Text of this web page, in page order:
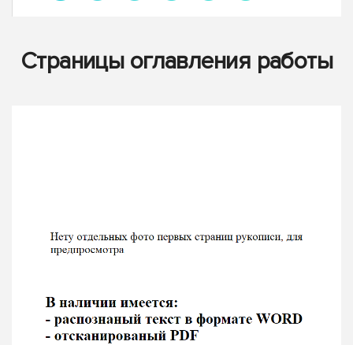
Страницы оглавления работы